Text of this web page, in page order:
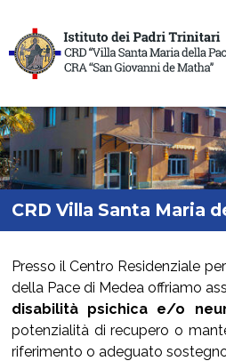
You are here:
CRD Villa Santa Maria
Presso il Centro Residenziale
della Pace di Medea offriamo
disabilità psichica e/o
potenzialità di recupero o
riferimento o adeguato